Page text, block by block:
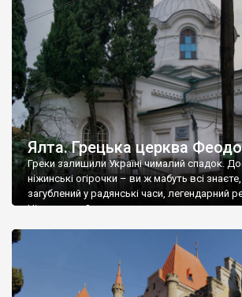
Ялта. Грецька церква
Греки залишили Україні чималий спадок.
ніжинські огірочки – ви ж мабуть всі
загублений у радянські часи, легендарний
Ніжин греки?